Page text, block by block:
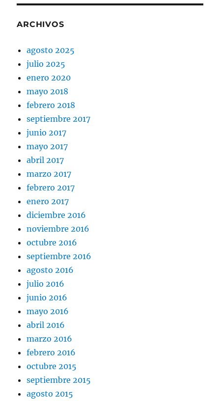
ARCHIVOS
agosto 2025
julio 2025
enero 2020
mayo 2018
febrero 2018
septiembre 2017
junio 2017
mayo 2017
abril 2017
marzo 2017
febrero 2017
enero 2017
diciembre 2016
noviembre 2016
octubre 2016
septiembre 2016
agosto 2016
julio 2016
junio 2016
mayo 2016
abril 2016
marzo 2016
febrero 2016
octubre 2015
septiembre 2015
agosto 2015